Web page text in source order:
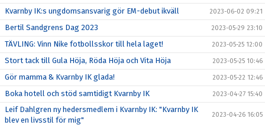
Kvarnby IK:s ungdomsansvarig gör EM-debut ikväll 2023-06-02 09:21
Bertil Sandgrens Dag 2023 2023-05-29 23:10
TÄVLING: Vinn Nike fotbollsskor till hela laget! 2023-05-25 12:00
Stort tack till Gula Höja, Röda Höja och Vita Höja 2023-05-25 10:46
Gör mamma & Kvarnby IK glada! 2023-05-22 12:46
Boka hotell och stöd samtidigt Kvarnby IK 2023-04-27 15:40
Leif Dahlgren ny hedersmedlem i Kvarnby IK: "Kvarnby IK
blev en livsstil för mig"
2023-04-26 16:05